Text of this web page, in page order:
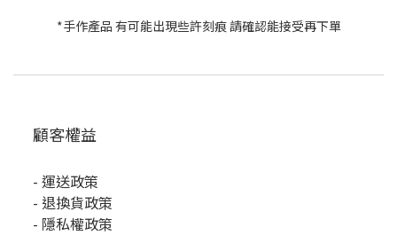
*手作產品 有可能出現些許刻痕 請確認能接受再下單
顧客權益
- 運送政策
- 退換貨政策
- 隱私權政策